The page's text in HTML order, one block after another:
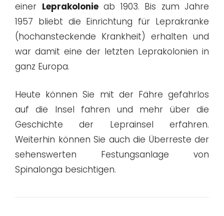
einer Leprakolonieab 1903. Bis zum Jahre
1957 bliebt die Einrichtung für Leprakranke
(hochansteckende Krankheit) erhalten und
war damit eine der letzten Leprakolonien in
ganz Europa.
Heute können Sie mit der Fähre gefahrlos
auf die Insel fahren und mehr über die
Geschichte der Leprainsel erfahren.
Weiterhin können Sie auch die Überreste der
sehenswerten Festungsanlage von
Spinalonga besichtigen.